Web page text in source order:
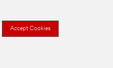
Accept Cookies